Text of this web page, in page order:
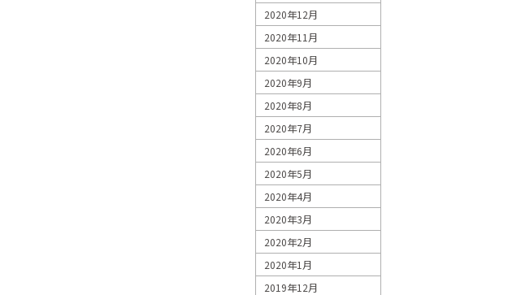
2020年12月
2020年11月
2020年10月
2020年9月
2020年8月
2020年7月
2020年6月
2020年5月
2020年4月
2020年3月
2020年2月
2020年1月
2019年12月